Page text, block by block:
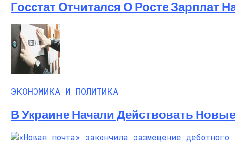
Госстат Отчитался О Росте Зарплат
ЭКОНОМИКА И ПОЛИТИКА
В Украине Начали Действовать